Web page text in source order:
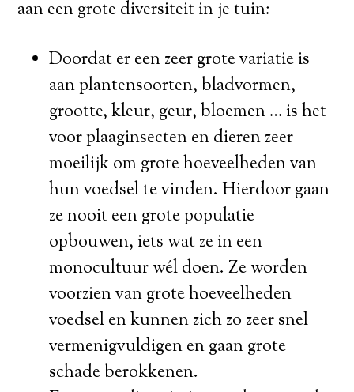
aan een grote diversiteit in je tuin:
Doordat er een zeer grote variatie is
aan plantensoorten, bladvormen,
grootte, kleur, geur, bloemen … is het
voor plaaginsecten en dieren zeer
moeilijk om grote hoeveelheden van
hun voedsel te vinden. Hierdoor gaan
ze nooit een grote populatie
opbouwen, iets wat ze in een
monocultuur wél doen. Ze worden
voorzien van grote hoeveelheden
voedsel en kunnen zich zo zeer snel
vermenigvuldigen en gaan grote
schade berokkenen.